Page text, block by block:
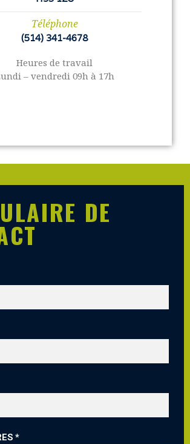
Téléphone
(514) 341-4678
Heures de travail
– vendredi 09h à 17h
DE